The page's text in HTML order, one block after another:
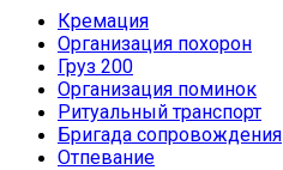
Кремация
Организация похорон
Груз 200
Организация поминок
Ритуальный транспорт
Бригада сопровождения
Отпевание